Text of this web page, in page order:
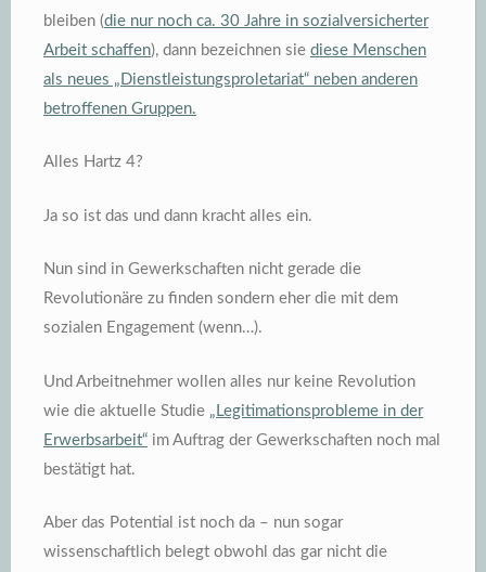
bleiben (die nur noch ca. 30 Jahre in sozialversicherter
Arbeit schaffen), dann bezeichnen sie diese Menschen
als neues „Dienstleistungsproletariat“ neben anderen
betroffenen Gruppen.
Alles Hartz 4?
Ja so ist das und dann kracht alles ein.
Nun sind in Gewerkschaften nicht gerade die
Revolutionäre zu finden sondern eher die mit dem
sozialen Engagement (wenn…).
Und Arbeitnehmer wollen alles nur keine Revolution
wie die aktuelle Studie „Legitimationsprobleme in der
Erwerbsarbeit“ im Auftrag der Gewerkschaften noch mal
bestätigt hat.
Aber das Potential ist noch da – nun sogar
wissenschaftlich belegt obwohl das gar nicht die